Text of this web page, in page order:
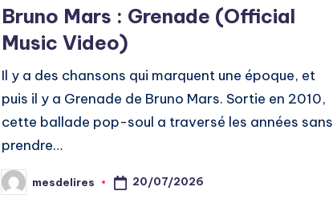
Bruno Mars : Grenade (Official
Music Video)
Il y a des chansons qui marquent une époque, et
puis il y a Grenade de Bruno Mars. Sortie en 2010,
cette ballade pop-soul a traversé les années sans
prendre…
Posted
by
mesdelires 20/07/2026